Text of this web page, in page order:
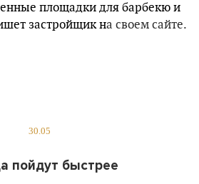
площадки для барбекю и
застройщик на своем сайте.
30.05
пойдут быстрее